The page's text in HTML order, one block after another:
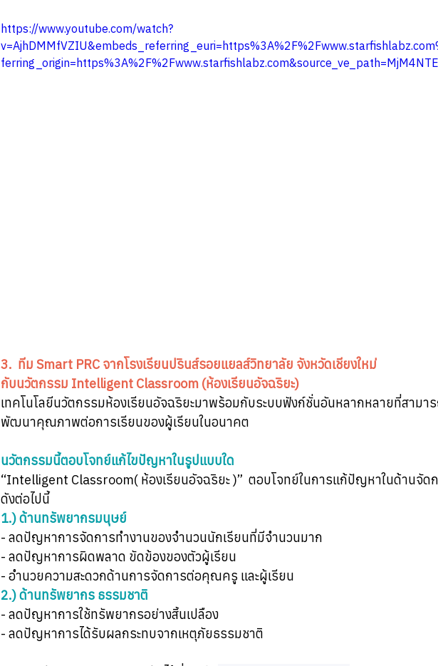
https://www.youtube.com/watch?
ferring_origin=https%3A%2F%2Fwww.starfishlabz.com&source_ve_path=MjM4NTE
3.  ทีม Smart PRC จากโรงเรียนปรินส์รอยแยลส์วิทยาลัย จังหวัดเชียงใหม่
กับนวัตกรรม Intelligent Classroom (ห้องเรียนอัจฉริยะ)
เทคโนโลยีนวัตกรรมห้องเรียนอัจฉริยะมาพร้อมกับระบบฟังก์ชั่นอันหลากหลายที่สามา
พัฒนาคุณภาพต่อการเรียนของผู้เรียนในอนาคต
นวัตกรรมนี้ตอบโจทย์แก้ไขปัญหาในรูปแบบใด
“Intelligent Classroom( ห้องเรียนอัจฉริยะ )”  ตอบโจทย์ในการแก้ปัญหาในด้านจัด
ดังต่อไปนี้
1.) ด้านทรัพยากรมนุษย์
- ลดปัญหาการจัดการทำงานของจำนวนนักเรียนที่มีจำนวนมาก
- ลดปัญหาการผิดพลาด ขัดข้องของตัวผู้เรียน
- อำนวยความสะดวกด้านการจัดการต่อคุณครู และผู้เรียน
2.) ด้านทรัพยากร ธรรมชาติ
- ลดปัญหาการใช้ทรัพยากรอย่างสิ้นเปลือง
- ลดปัญหาการได้รับผลกระทบจากเหตุภัยธรรมชาติ